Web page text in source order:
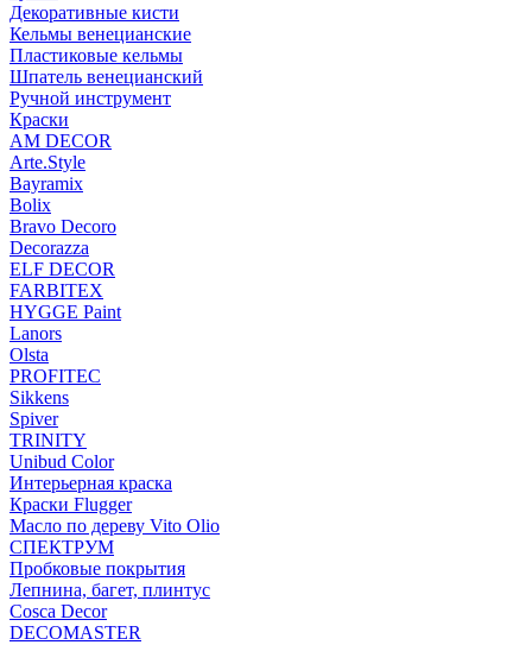
Декоративные кисти
Кельмы венецианские
Пластиковые кельмы
Шпатель венецианский
Ручной инструмент
Краски
AM DECOR
Arte.Style
Bayramix
Bolix
Bravo Decoro
Decorazza
ELF DECOR
FARBITEX
HYGGE Paint
Lanors
Olsta
PROFITEC
Sikkens
Spiver
TRINITY
Unibud Color
Интерьерная краска
Краски Flugger
Масло по дереву Vito Olio
СПЕКТРУМ
Пробковые покрытия
Лепнина, багет, плинтус
Cosca Decor
DECOMASTER